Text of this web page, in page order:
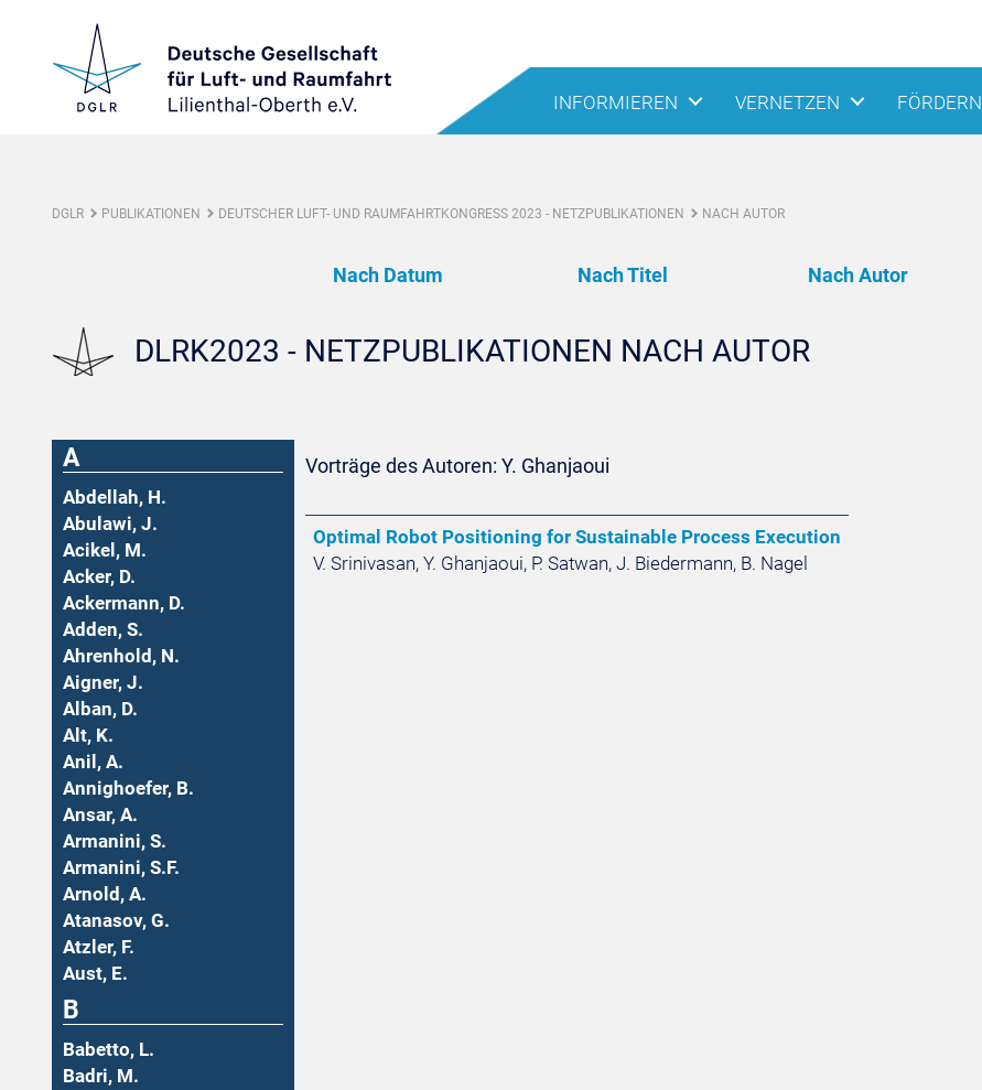
INFORMIEREN VERNETZEN FÖRDERN
DGLR PUBLIKATIONEN DEUTSCHER LUFT- UND RAUMFAHRTKONGRESS 2023 - NETZPUBLIKATIONEN NACH AUTOR
Nach Datum Nach Titel Nach Autor
DLRK2023 - NETZPUBLIKATIONEN NACH AUTOR
A
Abdellah, H.
Abulawi, J.
Acikel, M.
Acker, D.
Ackermann, D.
Adden, S.
Ahrenhold, N.
Aigner, J.
Alban, D.
Alt, K.
Anil, A.
Annighoefer, B.
Ansar, A.
Armanini, S.
Armanini, S.F.
Arnold, A.
Atanasov, G.
Atzler, F.
Aust, E.
B
Babetto, L.
Badri, M.
Vorträge des Autoren: Y. Ghanjaoui
Optimal Robot Positioning for Sustainable Process Execution
V. Srinivasan, Y. Ghanjaoui, P. Satwan, J. Biedermann, B. Nagel